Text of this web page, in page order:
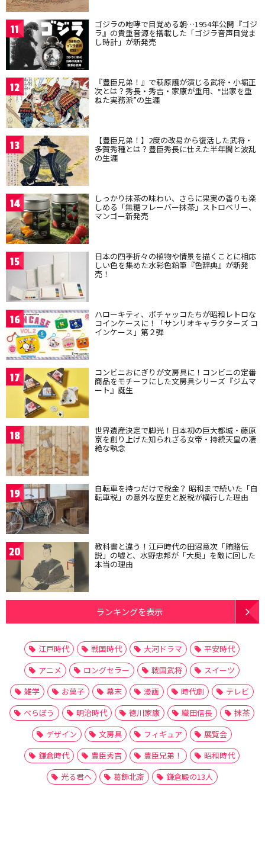
11 ゴジラの咆哮で目覚める朝…1954年公開『ゴジ
ラ』の貴重音源を搭載した「ゴジラ音声目覚ま
し時計」が新発売
12 『豊臣兄弟！』で萩原護が演じる武将・小堀正
次とは？秀長・秀吉・家康が重用、“出家を重
ねた実務派”の生涯
13 【豊臣兄弟！】2度の改易から復活した武将・
多賀秀種とは？豊臣秀長に仕えた半年間と波乱
の生涯
14 しっかり抹茶の味わい、さらに果実の香りも楽
しめる「無糖フレーバー抹茶」ストロベリー、
マンゴー新発売
15 日本の四季折々の植物や情景を描くことに相応
しい色を集めた水彩色鉛筆『色辞典』が新発
売！
16 ハローキティ、ポチャッコたちが昭和レトロな
コインケースに！「サンリオキャラクターズ コ
インケース」第２弾
17 コンビニおにぎりが文房具に！コンビニの定番
商品をモチーフにした文房具シリーズ『ジムマ
ート』誕生
18 世界遺産決定で脚光！日本初の巨大都城・藤原
京を創り上げた知られざる女帝・持統天皇の凄
絶な執念
19 自転車を持つだけで税金？ 昭和まで続いた「自
転車税」の意外な歴史と脱税が横行した理由
20 教科書と違う！江戸時代の田沼意次「賄賂伝
説」の嘘と、水野忠邦が「大奥」を敵に回した
本当の理由
ランキングを表示
江戸時代 戦国時代 大河ドラマ
平安時代
アニメ
ロングセラー 戦国武将
スイーツ
雑学
お菓子 幕末 漫画 時代劇
テレビ
べらぼう
明治時代 徳川家康 織田信長
抹茶
デザイン
文房具 フィギュア
展覧会
鎌倉時代
豊臣秀吉 豊臣兄弟！
昭和時代
光る君へ
葛飾北斎 鎌倉殿の13人